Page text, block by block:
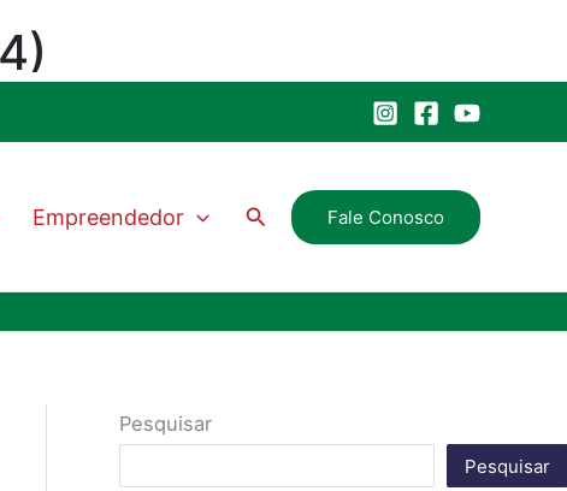
Empreendedor PesquisarFale Conosco
Pesquisar
Pesquisar